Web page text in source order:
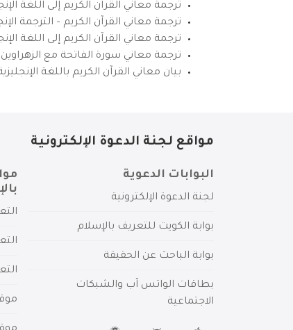
ترجمة معاني القرآن الكريم إلى اللغة
ترجمة معاني القرآن الكريم – الترجمة
ترجمة معاني القرآن الكريم إلى اللغة
ترجمة معاني سورة الفاتحة مع الزهراوين
بيان معاني القرآن الكريم باللغة
مواقع لجنة الدعوة الإلكترونية
البوابات الدعوية
لجنة الدعوة الإلكترونية
بوابة الكويت للتعريف بالإسلام
بوابة الباحث عن الحقيقة
بطاقات الواتس آب والشبكات
الاجتماعية